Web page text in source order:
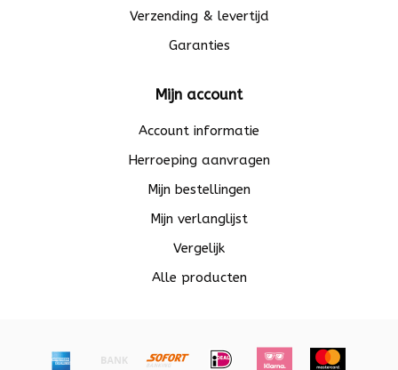
Verzending & levertijd
Garanties
Mijn account
Account informatie
Herroeping aanvragen
Mijn bestellingen
Mijn verlanglijst
Vergelijk
Alle producten